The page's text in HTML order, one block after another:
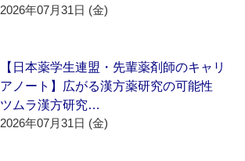
2026年07月31日 (金)
【日本薬学生連盟・先輩薬剤師のキャリ
アノート】広がる漢方薬研究の可能性
ツムラ漢方研究…
2026年07月31日 (金)